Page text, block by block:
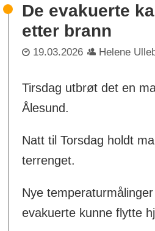
De evakuerte
etter brann
19.03.2026 Helene
Tirsdag utbrøt det en
Ålesund.
Natt til Torsdag holdt
terrenget.
Nye
evakuerte kunne flytte